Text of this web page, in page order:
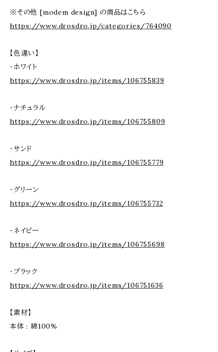
※その他 [modem design] の商品はこちら
https://www.drosdro.jp/categories/764090
【色違い】
・ホワイト
https://www.drosdro.jp/items/106755839
・ナチュラル
https://www.drosdro.jp/items/106755809
・サンド
https://www.drosdro.jp/items/106755779
・グリーン
https://www.drosdro.jp/items/106755732
・ネイビー
https://www.drosdro.jp/items/106755698
・ブラック
https://www.drosdro.jp/items/106751636
【素材】
本体 : 綿100%